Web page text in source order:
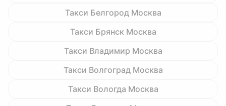
Такси Белгород Москва
Такси Брянск Москва
Такси Владимир Москва
Такси Волгоград Москва
Такси Вологда Москва